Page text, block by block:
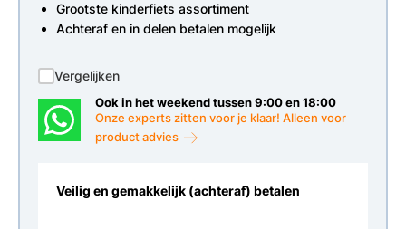
Grootste kinderfiets assortiment
Achteraf en in delen betalen mogelijk
Vergelijken
Ook in het weekend tussen 9:00 en 18:00
Onze experts zitten voor je klaar! Alleen voor
product advies
Veilig en gemakkelijk (achteraf) betalen